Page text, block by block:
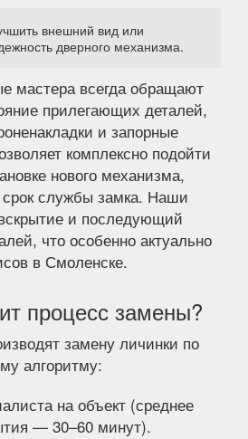
внешний вид или
дверного механизма.
мастера всегда обращают
прилегающих деталей,
и запорные
комплексно подойти
нового механизма,
службы замка. Наши
и последующий
что особенно актуально
в Смоленске.
процесс замены?
замену личинки по
алгоритму:
на объект (среднее
— 30–60 минут).